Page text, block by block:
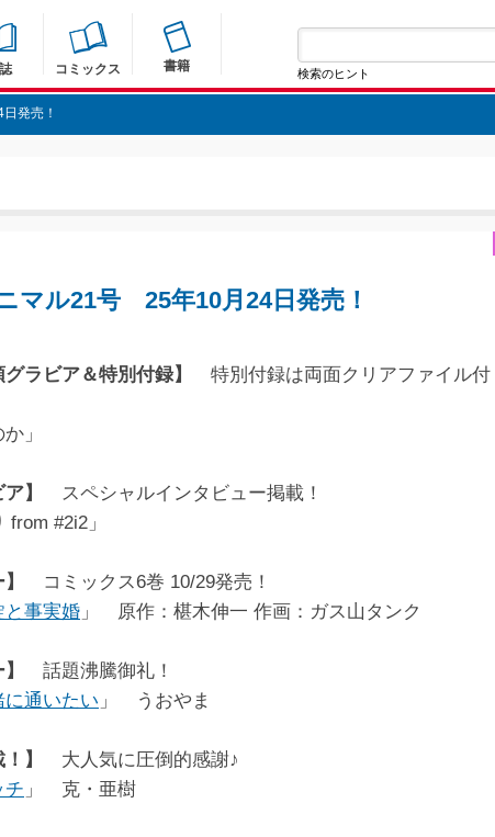
コミックス 書籍 検索のヒント
発売！
マル21号 25年10月24日発売！
グラビア＆特別付録】
特別付録は両面クリアファイル付
」
】
スペシャルインタビュー掲載！
from #2i2」
コミックス6巻 10/29発売！
と事実婚 」 原作：椹木伸一 作画：ガス山タンク
話題沸騰御礼！
に通いたい 」 うおやま
】
大人気に圧倒的感謝♪
チ 」 克・亜樹